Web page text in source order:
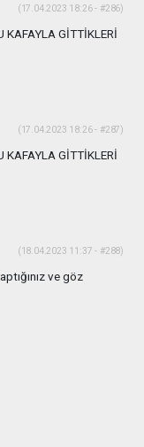
(17.04.2023 18:26 - #286)
GİTTİKLERİ
(17.04.2023 18:26 - #287)
GİTTİKLERİ
(18.04.2023 11:37 - #288)
ve göz